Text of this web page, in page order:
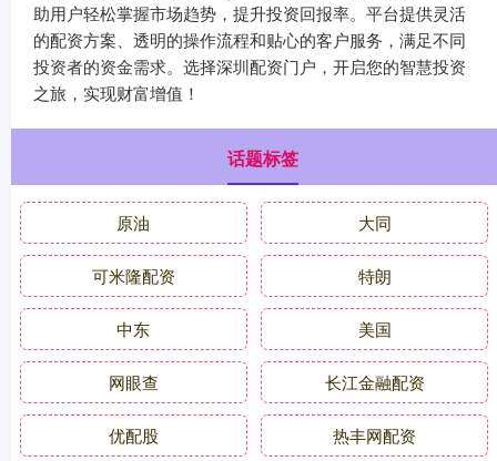
助用户轻松掌握市场趋势，提升投资回报率。平台提供灵活
的配资方案、透明的操作流程和贴心的客户服务，满足不同
投资者的资金需求。选择深圳配资门户，开启您的智慧投资
之旅，实现财富增值！
话题标签
原油 大同
可米隆配资 特朗
中东 美国
网眼查 长江金融配资
优配股 热丰网配资